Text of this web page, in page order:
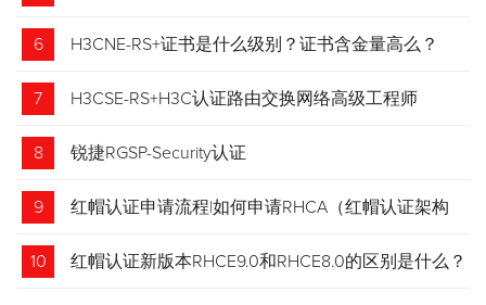
6 H3CNE-RS+证书是什么级别？证书含金量高么？
7 H3CSE-RS+H3C认证路由交换网络高级工程师
8 锐捷RGSP-Security认证
9 红帽认证申请流程|如何申请RHCA（红帽认证架构
师）证书？申请步骤请收藏！
10 红帽认证新版本RHCE9.0和RHCE8.0的区别是什么？